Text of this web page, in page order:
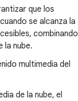
que los
se alcanza la
combinando
la nube.
multimedia del
de la nube, el